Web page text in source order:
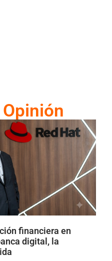
financiera en
digital, la